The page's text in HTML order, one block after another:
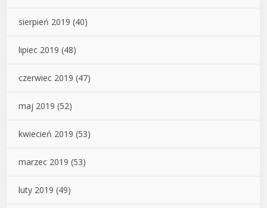
sierpień 2019 (40)
lipiec 2019 (48)
czerwiec 2019 (47)
maj 2019 (52)
kwiecień 2019 (53)
marzec 2019 (53)
luty 2019 (49)